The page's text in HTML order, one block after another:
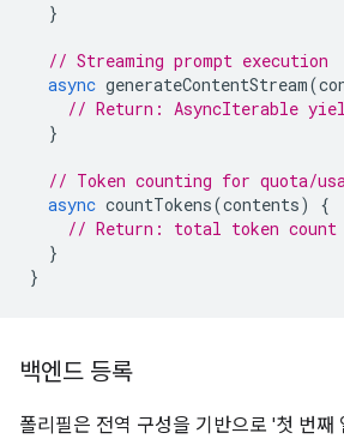
}
// Streaming prompt execution
async generateContentStream(
// Return: AsyncIterable
}
// Token counting for quota/
async countTokens(contents)
{
// Return: total token count
}
}
백엔드 등록
폴리필은 전역 구성을 기반으로 '첫 번째